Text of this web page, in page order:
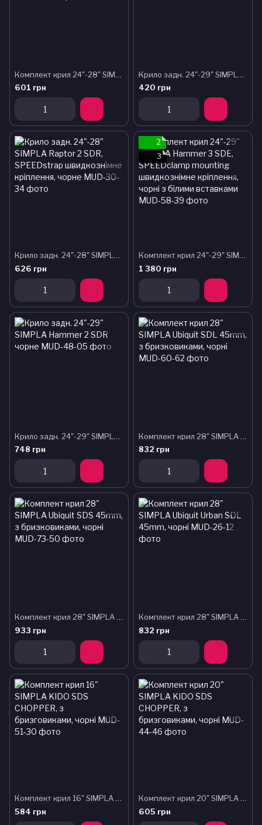
Комплект крил 24"-28" SIMPLA Raptor SDL + stay, з металевими дугами, чорні
601 грн
Крило задн. 24"-29" SIMPLA Cross SDR чорне
420 грн
Крило задн. 24"-28" SIMPLA Raptor 2 SDR, SPEEDstrap швидкознімне кріплення, чорне
626 грн
2
3
Комплект крил 24"-29" SIMPLA Hammer 3 SDE, SPEEDclamp mounting швидкознімне кріплення, чорні з білими вставками
1 380 грн
Крило задн. 24"-29" SIMPLA Hammer 2 SDR чорне
748 грн
Комплект крил 28" SIMPLA Ubiquit SDL 45mm, з бризковиками, чорні
832 грн
Комплект крил 28" SIMPLA Ubiquit SDS 45mm, з бризковиками, чорні
933 грн
Комплект крил 28" SIMPLA Ubiquit Urban SDL 45mm, чорні
832 грн
Комплект крил 16" SIMPLA KIDO SDS CHOPPER, з бризговиками, чорні
584 грн
Комплект крил 20" SIMPLA KIDO SDS CHOPPER, з бризговиками, чорні
605 грн